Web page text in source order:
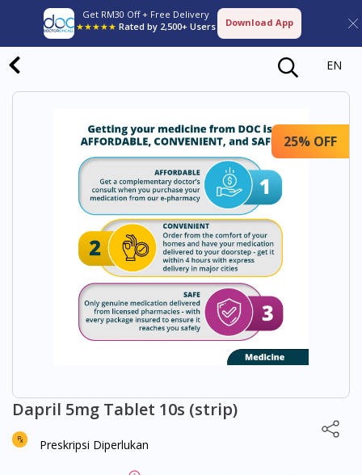
Get RM30 Off + Free Delivery
★★★★★ Rated by 2,500+ Users Download App
EN
25% OFF
Dapril 5mg Tablet 10s (strip)
Preskripsi Diperlukan